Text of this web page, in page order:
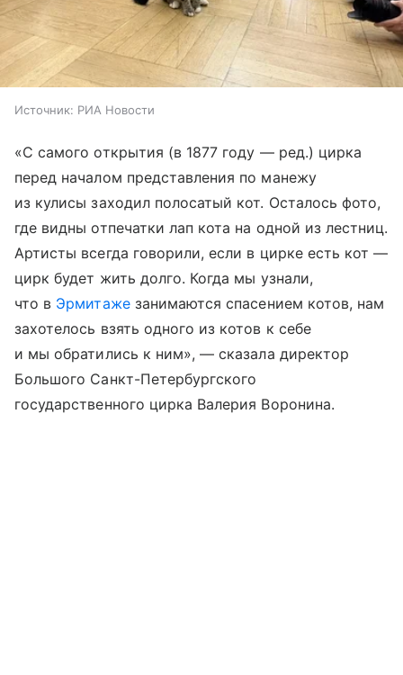
Источник: РИА Новости
«С самого открытия (в 1877 году — ред.) цирка
перед началом представления по манежу
из кулисы заходил полосатый кот. Осталось фото,
где видны отпечатки лап кота на одной из лестниц.
Артисты всегда говорили, если в цирке есть кот —
цирк будет жить долго. Когда мы узнали,
что в Эрмитажезанимаются спасением котов, нам
захотелось взять одного из котов к себе
и мы обратились к ним», — сказала директор
Большого Санкт-Петербургского
государственного цирка Валерия Воронина.